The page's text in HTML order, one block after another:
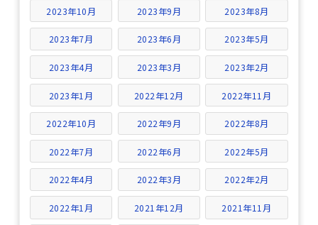
2023年10月 2023年9月 2023年8月
2023年7月 2023年6月 2023年5月
2023年4月 2023年3月 2023年2月
2023年1月 2022年12月 2022年11月
2022年10月 2022年9月 2022年8月
2022年7月 2022年6月 2022年5月
2022年4月 2022年3月 2022年2月
2022年1月 2021年12月 2021年11月